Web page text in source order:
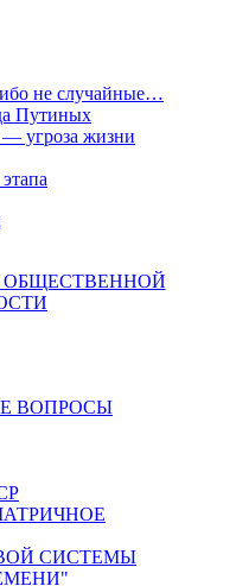
не случайные…
Путиных
угроза жизни
ОБЩЕСТВЕННОЙ
ВОПРОСЫ
СИСТЕМЫ